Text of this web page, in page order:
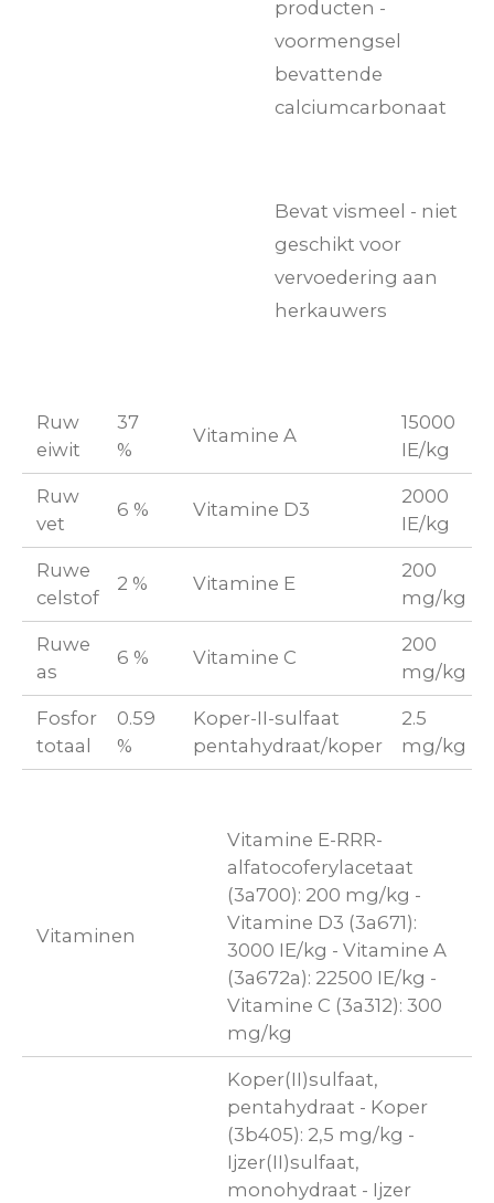
producten -
voormengsel
bevattende
calciumcarbonaat
Bevat vismeel - niet
geschikt voor
vervoedering aan
herkauwers
Ruw
eiwit
37
%
Vitamine A
15000
IE/kg
Ruw
vet
6 % Vitamine D3
2000
IE/kg
Ruwe
celstof
2 % Vitamine E
200
mg/kg
Ruwe
as
6 % Vitamine C
200
mg/kg
Fosfor
totaal
0.59
%
Koper-II-sulfaat
pentahydraat/koper
2.5
mg/kg
Vitaminen
Vitamine E-RRR-
alfatocoferylacetaat
(3a700): 200 mg/kg -
Vitamine D3 (3a671):
3000 IE/kg - Vitamine A
(3a672a): 22500 IE/kg -
Vitamine C (3a312): 300
mg/kg
Koper(II)sulfaat,
pentahydraat - Koper
(3b405): 2,5 mg/kg -
Ijzer(II)sulfaat,
monohydraat - Ijzer